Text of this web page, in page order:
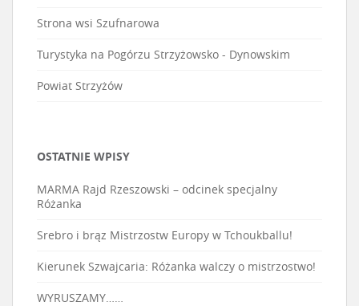
Strona wsi Szufnarowa
Turystyka na Pogórzu Strzyżowsko - Dynowskim
Powiat Strzyżów
OSTATNIE WPISY
MARMA Rajd Rzeszowski – odcinek specjalny
Różanka
Srebro i brąz Mistrzostw Europy w Tchoukballu!
Kierunek Szwajcaria: Różanka walczy o mistrzostwo!
WYRUSZAMY……